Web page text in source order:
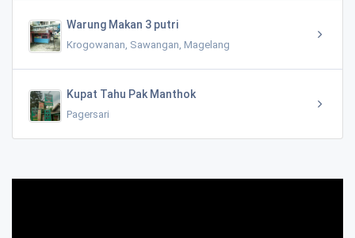
Warung Makan 3 putri
Krogowanan, Sawangan, Magelang
Kupat Tahu Pak Manthok
Pagersari